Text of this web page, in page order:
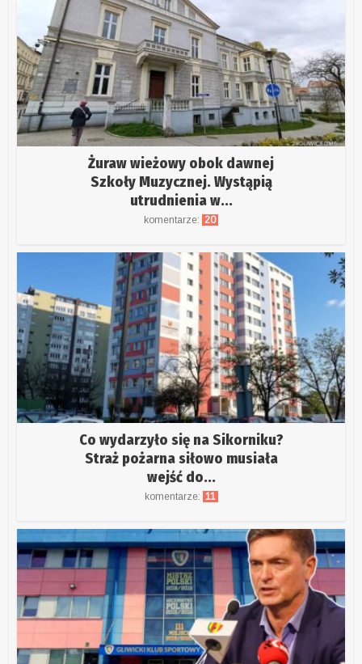
Żuraw wieżowy obok dawnej
Szkoły Muzycznej. Wystąpią
utrudnienia w...
komentarze: 20
Co wydarzyło się na Sikorniku?
Straż pożarna siłowo musiała
wejść do...
komentarze: 11